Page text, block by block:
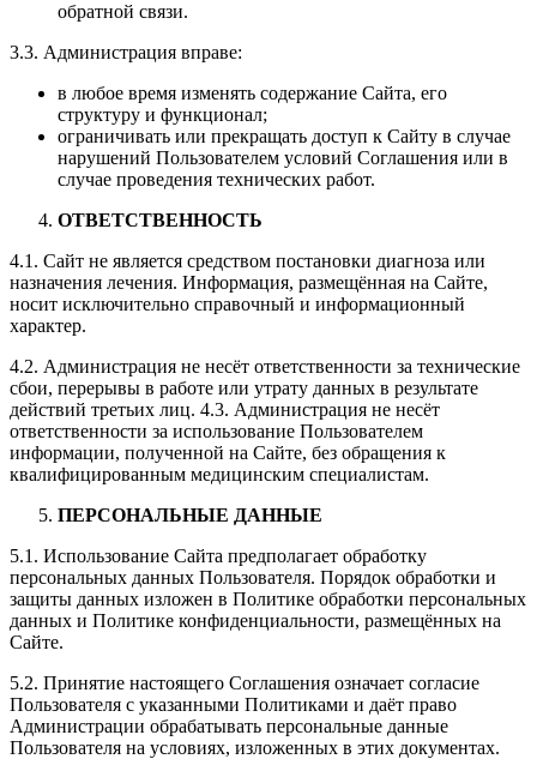
обратной связи.
3.3. Администрация вправе:
в любое время изменять содержание Сайта, его
структуру и функционал;
ограничивать или прекращать доступ к Сайту в случае
нарушений Пользователем условий Соглашения или в
случае проведения технических работ.
ОТВЕТСТВЕННОСТЬ
4.1. Сайт не является средством постановки диагноза или
назначения лечения. Информация, размещённая на Сайте,
носит исключительно справочный и информационный
характер.
4.2. Администрация не несёт ответственности за технические
сбои, перерывы в работе или утрату данных в результате
действий третьих лиц. 4.3. Администрация не несёт
ответственности за использование Пользователем
информации, полученной на Сайте, без обращения к
квалифицированным медицинским специалистам.
ПЕРСОНАЛЬНЫЕ ДАННЫЕ
5.1. Использование Сайта предполагает обработку
персональных данных Пользователя. Порядок обработки и
защиты данных изложен в Политике обработки персональных
данных и Политике конфиденциальности, размещённых на
Сайте.
5.2. Принятие настоящего Соглашения означает согласие
Пользователя с указанными Политиками и даёт право
Администрации обрабатывать персональные данные
Пользователя на условиях, изложенных в этих документах.